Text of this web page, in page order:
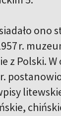
ono
r.
z Polski.